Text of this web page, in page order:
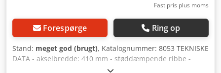
Fast pris plus moms
Forespørge Ring op
Stand: meget god (brugt), Katalognummer: 8053 TEKNISKE
DATA - akselbredde: 410 mm - støddæmpende ribbe -
antal knive: 4 stk. - bordlængde: 2000 mm -